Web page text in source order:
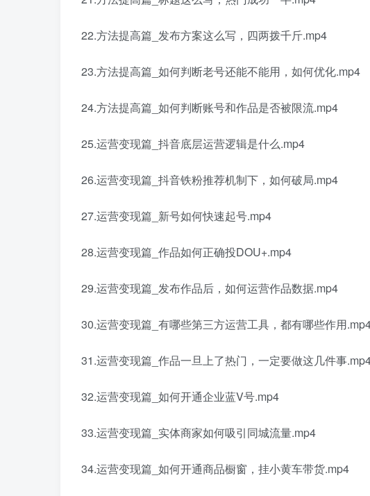
22.方法提高篇_发布方案这么写，四两拨千斤.mp4
23.方法提高篇_如何判断老号还能不能用，如何优化.mp4
24.方法提高篇_如何判断账号和作品是否被限流.mp4
25.运营变现篇_抖音底层运营逻辑是什么.mp4
26.运营变现篇_抖音铁粉推荐机制下，如何破局.mp4
27.运营变现篇_新号如何快速起号.mp4
28.运营变现篇_作品如何正确投DOU+.mp4
29.运营变现篇_发布作品后，如何运营作品数据.mp4
30.运营变现篇_有哪些第三方运营工具，都有哪些作用
31.运营变现篇_作品一旦上了热门，一定要做这几件事
32.运营变现篇_如何开通企业蓝V号.mp4
33.运营变现篇_实体商家如何吸引同城流量.mp4
34.运营变现篇_如何开通商品橱窗，挂小黄车带货.mp4